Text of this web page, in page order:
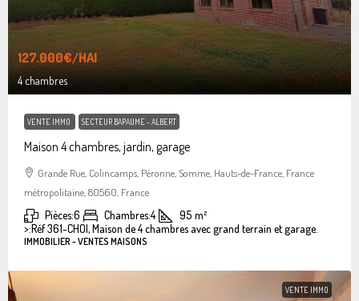
127.000€/HAI
4 chambres
VENTE IMMO SECTEUR BAPAUME - ALBERT
Maison 4 chambres, jardin, garage
Grande Rue, Colincamps, Péronne, Somme, Hauts-de-France, France
métropolitaine, 80560, France
Pièces:6 Chambres:4 95 m²
>:Réf 361-CHOI, Maison de 4 chambres avec grand terrain et garage.
IMMOBILIER - VENTES MAISONS
VENTE IMMO